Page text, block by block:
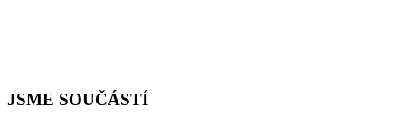
JSME SOUČÁSTÍ